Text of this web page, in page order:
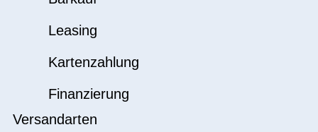
Leasing
Kartenzahlung
Finanzierung
Versandarten